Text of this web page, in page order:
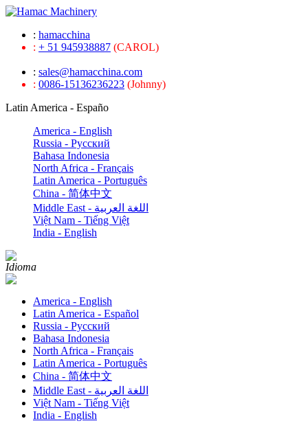
: hamacchina
: + 51 945938887 (CAROL)
: sales@hamacchina.com
: 0086-15136236223 (Johnny)
Latin America - Españo
America - English
Russia - Pусский
Bahasa Indonesia
North Africa - Français
Latin America - Português
China - 简体中文
Middle East - اللغة العربية
Việt Nam - Tiếng Việt
India - English
Idioma
America - English
Latin America - Español
Russia - Pусский
Bahasa Indonesia
North Africa - Français
Latin America - Português
China - 简体中文
Middle East - اللغة العربية
Việt Nam - Tiếng Việt
India - English